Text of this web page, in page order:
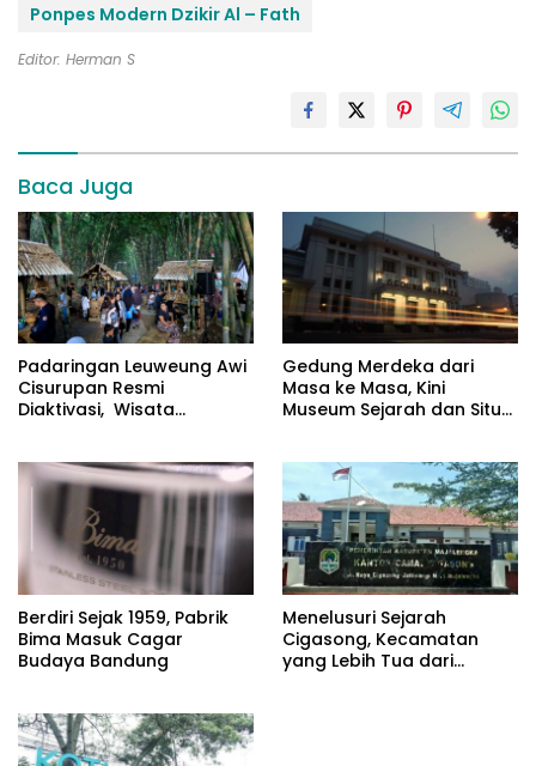
Ponpes Modern Dzikir Al – Fath
Editor: Herman S
Baca Juga
Padaringan Leuweung Awi
Cisurupan Resmi
Diaktivasi, Wisata
Gedung Merdeka dari
Masa ke Masa, Kini
Museum Sejarah dan Situs
Berdiri Sejak 1959, Pabrik
Bima Masuk Cagar
Budaya Bandung
Menelusuri Sejarah
Cigasong, Kecamatan
yang Lebih Tua dari